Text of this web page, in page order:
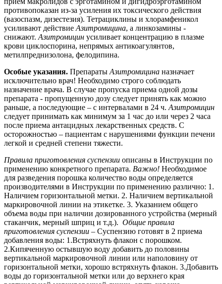
противопоказан из-за усиления их токсического действия
(вазоспазм, дизестезия). Тетрациклины и хлорамфеникол
усиливают действие Азитромицина, а линкозамины -
снижают. Азитромицин усиливает концентрацию в плазме
крови циклоспорина, непрямых антикоагулянтов,
метилпреднизолона, фелодипина.
Особые указания. Препараты Азитромицина назначает
исключительно врач! Необходимо строго соблюдать
назначение врача. В случае пропуска приема одной дозы
препарата - пропущенную дозу следует принять как можно
раньше, а последующие – с интервалами в 24 ч. Азитромицин
следует принимать как минимум за 1 час до или через 2 часа
после приема антацидных лекарственных средств. С
осторожностью – пациентам с нарушениями функции печени
легкой и средней степени тяжести.
Правила приготовления суспензии описаны в Инструкции по
применению конкретного препарата. Важно! Необходимое
для разведения порошка количество воды определяется
производителями в Инструкции по применению различно: 1.
Наличием горизонтальной метки. 2. Наличием вертикальной
маркировочной линии на этикетке. 3. Указанием общего
объема воды при наличии дозированного устройства (мерный
стаканчик, мерный шприц и т.д.). Общие правила
приготовления суспензии – Суспензию готовят в 2 приема
добавления воды: 1.Встряхнуть флакон с порошком.
2.Кипяченную остывшую воду добавить до половины
вертикальной маркировочной линии или наполовину от
горизонтальной метки, хорошо встряхнуть флакон. 3.Добавить
воды до горизонтальной метки или до верхнего края